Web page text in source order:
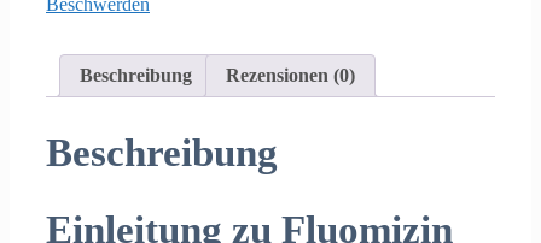
Beschwerden
Beschreibung Rezensionen (0)
Beschreibung
Einleitung zu Fluomizin